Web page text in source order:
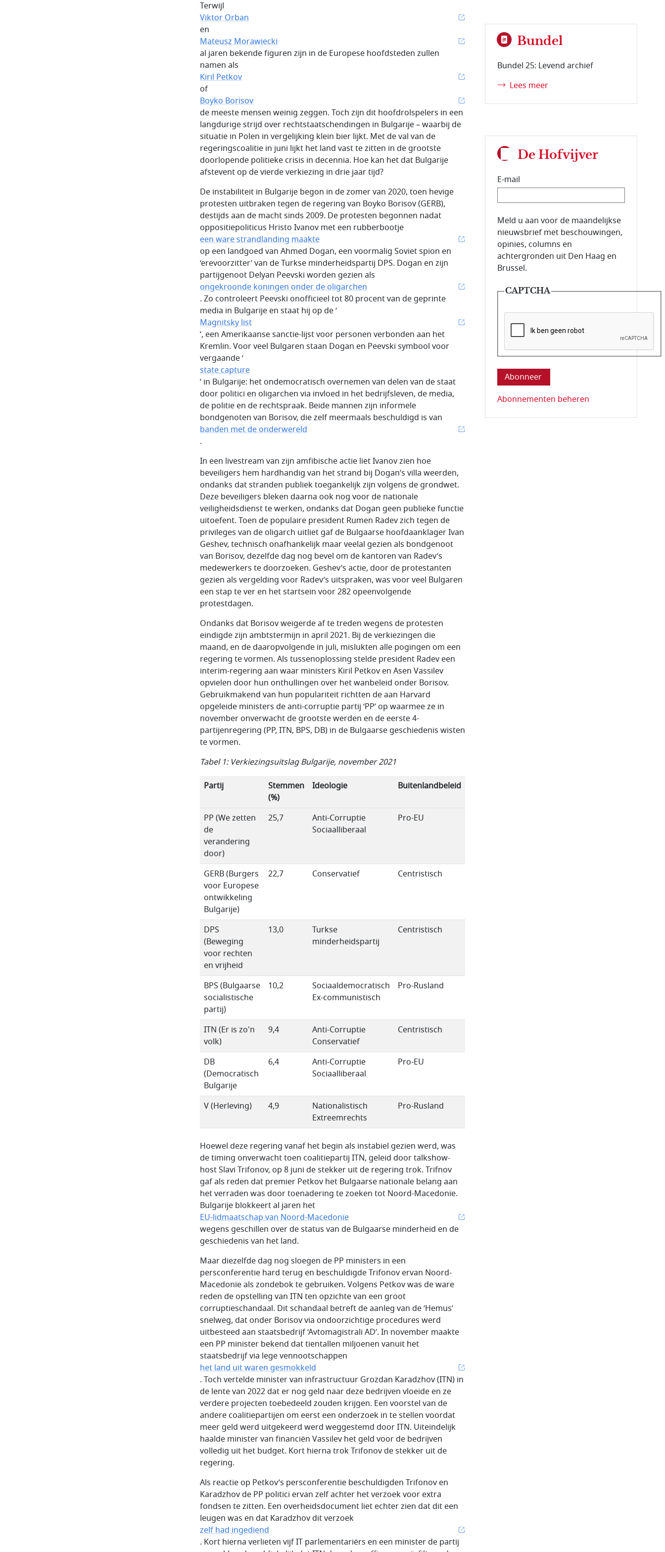
Terwijl
Viktor Orban
en
Mateusz Morawiecki
al jaren bekende figuren zijn in de Europese hoofdsteden zullen
namen als
Kiril Petkov
of
Boyko Borisov
de meeste mensen weinig zeggen. Toch zijn dit hoofdrolspelers in een
langdurige strijd over rechtstaatschendingen in Bulgarije – waarbij de
situatie in Polen in vergelijking klein bier lijkt. Met de val van de
regeringscoalitie in juni lijkt het land vast te zitten in de grootste
doorlopende politieke crisis in decennia. Hoe kan het dat Bulgarije
afstevent op de vierde verkiezing in drie jaar tijd?
De instabiliteit in Bulgarije begon in de zomer van 2020, toen hevige
protesten uitbraken tegen de regering van Boyko Borisov (GERB),
destijds aan de macht sinds 2009. De protesten begonnen nadat
oppositiepoliticus Hristo Ivanov met een rubberbootje
een ware strandlanding maakte
op een landgoed van Ahmed Dogan, een voormalig Soviet spion en
‘erevoorzitter’ van de Turkse minderheidspartij DPS. Dogan en zijn
partijgenoot Delyan Peevski worden gezien als
ongekroonde koningen onder de oligarchen
. Zo controleert Peevski onofficieel tot 80 procent van de geprinte
media in Bulgarije en staat hij op de ‘
Magnitsky list
’, een Amerikaanse sanctie-lijst voor personen verbonden aan het
Kremlin. Voor veel Bulgaren staan Dogan en Peevski symbool voor
vergaande ‘
state capture
’ in Bulgarije: het ondemocratisch overnemen van delen van de staat
door politici en oligarchen via invloed in het bedrijfsleven, de media,
de politie en de rechtspraak. Beide mannen zijn informele
bondgenoten van Borisov, die zelf meermaals beschuldigd is van
banden met de onderwereld
.
In een livestream van zijn amfibische actie liet Ivanov zien hoe
beveiligers hem hardhandig van het strand bij Dogan’s villa weerden,
ondanks dat stranden publiek toegankelijk zijn volgens de grondwet.
Deze beveiligers bleken daarna ook nog voor de nationale
veiligheidsdienst te werken, ondanks dat Dogan geen publieke functie
uitoefent. Toen de populaire president Rumen Radev zich tegen de
privileges van de oligarch uitliet gaf de Bulgaarse hoofdaanklager Ivan
Geshev, technisch onafhankelijk maar veelal gezien als bondgenoot
van Borisov, dezelfde dag nog bevel om de kantoren van Radev’s
medewerkers te doorzoeken. Geshev’s actie, door de protestanten
gezien als vergelding voor Radev’s uitspraken, was voor veel Bulgaren
een stap te ver en het startsein voor 282 opeenvolgende
protestdagen.
Ondanks dat Borisov weigerde af te treden wegens de protesten
eindigde zijn ambtstermijn in april 2021. Bij de verkiezingen die
maand, en de daaropvolgende in juli, mislukten alle pogingen om een
regering te vormen. Als tussenoplossing stelde president Radev een
interim-regering aan waar ministers Kiril Petkov en Asen Vassilev
opvielen door hun onthullingen over het wanbeleid onder Borisov.
Gebruikmakend van hun populariteit richtten de aan Harvard
opgeleide ministers de anti-corruptie partij ‘PP’ op waarmee ze in
november onverwacht de grootste werden en de eerste 4-
partijenregering (PP, ITN, BPS, DB) in de Bulgaarse geschiedenis wisten
te vormen.
Tabel 1: Verkiezingsuitslag Bulgarije, november 2021
Partij
Stemmen
(%)
Ideologie Buitenlandbeleid
PP (We zetten
de
verandering
door)
25,7
Anti-Corruptie
Sociaalliberaal
Pro-EU
GERB (Burgers
voor Europese
ontwikkeling
Bulgarije)
22,7 Conservatief Centristisch
DPS
(Beweging
voor rechten
en vrijheid
13,0
Turkse
minderheidspartij
Centristisch
BPS (Bulgaarse
socialistische
partij)
10,2
Sociaaldemocratisch
Ex-communistisch
Pro-Rusland
ITN (Er is zo'n
volk)
9,4
Anti-Corruptie
Conservatief
Centristisch
DB
(Democratisch
Bulgarije
6,4
Anti-Corruptie
Sociaalliberaal
Pro-EU
V (Herleving) 4,9
Nationalistisch
Extreemrechts
Pro-Rusland
Hoewel deze regering vanaf het begin als instabiel gezien werd, was
de timing onverwacht toen coalitiepartij ITN, geleid door talkshow-
host Slavi Trifonov, op 8 juni de stekker uit de regering trok. Trifnov
gaf als reden dat premier Petkov het Bulgaarse nationale belang aan
het verraden was door toenadering te zoeken tot Noord-Macedonïe.
Bulgarije blokkeert al jaren het
EU-lidmaatschap van Noord-Macedonïe
wegens geschillen over de status van de Bulgaarse minderheid en de
geschiedenis van het land.
Maar diezelfde dag nog sloegen de PP ministers in een
persconferentie hard terug en beschuldigde Trifonov ervan Noord-
Macedonïe als zondebok te gebruiken. Volgens Petkov was de ware
reden de opstelling van ITN ten opzichte van een groot
corruptieschandaal. Dit schandaal betreft de aanleg van de ‘Hemus’
snelweg, dat onder Borisov via ondoorzichtige procedures werd
uitbesteed aan staatsbedrijf ‘Avtomagistrali AD’. In november maakte
een PP minister bekend dat tientallen miljoenen vanuit het
staatsbedrijf via lege vennootschappen
het land uit waren gesmokkeld
. Toch vertelde minister van infrastructuur Grozdan Karadzhov (ITN) in
de lente van 2022 dat er nog geld naar deze bedrijven vloeide en ze
verdere projecten toebedeeld zouden krijgen. Een voorstel van de
andere coalitiepartijen om eerst een onderzoek in te stellen voordat
meer geld werd uitgekeerd werd weggestemd door ITN. Uiteindelijk
haalde minister van financiën Vassilev het geld voor de bedrijven
volledig uit het budget. Kort hierna trok Trifonov de stekker uit de
regering.
Als reactie op Petkov’s persconferentie beschuldigden Trifonov en
Karadzhov de PP politici ervan zelf achter het verzoek voor extra
fondsen te zitten. Een overheidsdocument liet echter zien dat dit een
leugen was en dat Karadzhov dit verzoek
zelf had ingediend
. Kort hierna verlieten vijf IT parlementariërs en een minister de partij
Bundel
Bundel 25: Levend archief
Lees meer
De Hofvijver
E-mail
E-mailadres van de abonnee.
Meld u aan voor de maandelijkse
nieuwsbrief met beschouwingen,
opinies, columns en
achtergronden uit Den Haag en
Brussel.
CAPTCHA
Deze vraag is om te controleren dat u
Abonnementen beheren